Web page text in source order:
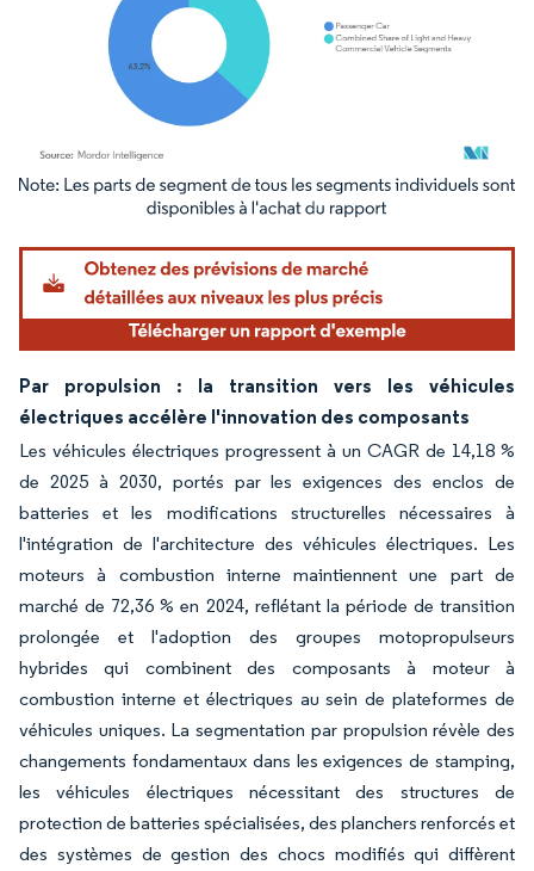
Image © Mordor Intelligence. La réutilisation nécessite une attribution sous CC BY
Par propulsion : la transition vers les véhicules
électriques accélère l'innovation des composants
Les véhicules électriques progressent à un CAGR de 14,18 %
de 2025 à 2030, portés par les exigences des enclos de
batteries et les modifications structurelles nécessaires à
l'intégration de l'architecture des véhicules électriques. Les
moteurs à combustion interne maintiennent une part de
marché de 72,36 % en 2024, reflétant la période de transition
prolongée et l'adoption des groupes motopropulseurs
hybrides qui combinent des composants à moteur à
combustion interne et électriques au sein de plateformes de
véhicules uniques. La segmentation par propulsion révèle des
changements fondamentaux dans les exigences de stamping,
les véhicules électriques nécessitant des structures de
protection de batteries spécialisées, des planchers renforcés et
des systèmes de gestion des chocs modifiés qui diffèrent